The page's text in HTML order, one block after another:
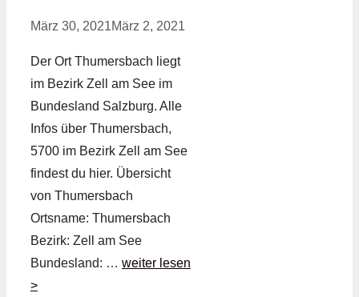
März 30, 2021März 2, 2021
Der Ort Thumersbach liegt
im Bezirk Zell am See im
Bundesland Salzburg. Alle
Infos über Thumersbach,
5700 im Bezirk Zell am See
findest du hier. Übersicht
von Thumersbach
Ortsname: Thumersbach
Bezirk: Zell am See
Bundesland: … weiter lesen
>